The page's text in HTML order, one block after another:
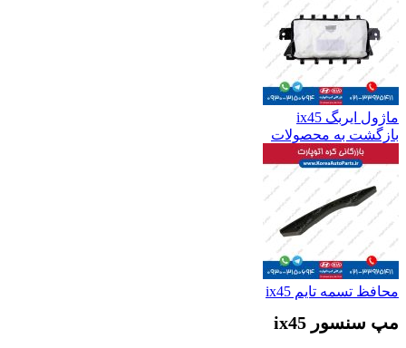
ماژول ایربگ ix45
بازگشت به محصولات
محافظ تسمه تایم ix45
مپ سنسور ix45